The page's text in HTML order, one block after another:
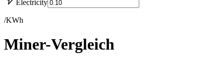
Electricity
/KWh
Miner-Vergleich